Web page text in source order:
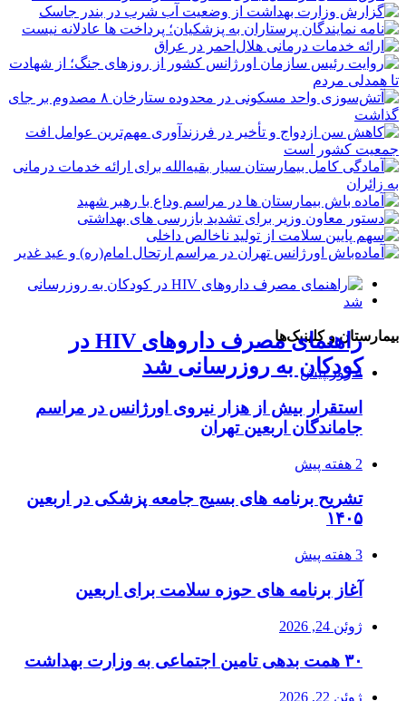
راهنمای مصرف داروهای HIV در
کودکان به روزرسانی شد
نخستین جراحی موفق با دستگاه قلب و
ریه ساخت ترکیه انجام شد
شرح وظایف «رصدخانه ملی غذا و
بیماری» اعلام شد
سیگار الکترونیک هم سرطانزا است
هفتاد و نهمین مجمع جهانی بهداشت آغاز
به کار کرد
بیمارستان و کلینیک‌ها
4 روز پیش
استقرار بیش از هزار نیروی اورژانس در مراسم
جاماندگان اربعین تهران
2 هفته پیش
تشریح برنامه های بسیج جامعه پزشکی در اربعین
۱۴۰۵
3 هفته پیش
آغاز برنامه های حوزه سلامت برای اربعین
ژوئن 24, 2026
۳۰ همت بدهی تامین اجتماعی به وزارت بهداشت
ژوئن 22, 2026